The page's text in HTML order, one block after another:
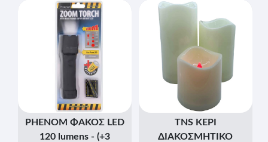
PHENOM ΦΑΚΟΣ LED
120 lumens - (+3
TNS ΚΕΡΙ
ΔΙΑΚΟΣΜΗΤΙΚΟ